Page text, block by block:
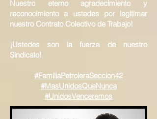
Nuestro eterno agradecimiento y
reconocimiento a ustedes por legitimar
nuestro Contrato Colectivo de Trabajo!
¡Ustedes son la fuerza de nuestro
Sindicato!
#FamiliaPetroleraSeccion42
#MasUnidosQueNunca
#UnidosVenceremos